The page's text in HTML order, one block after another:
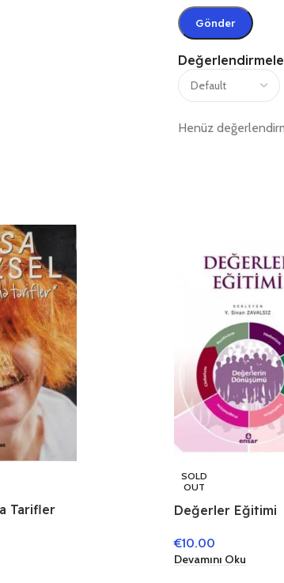
Henüz
Tarifler
SOLD
OUT
Değerler Eğitimi
€10.00
Devamını Oku